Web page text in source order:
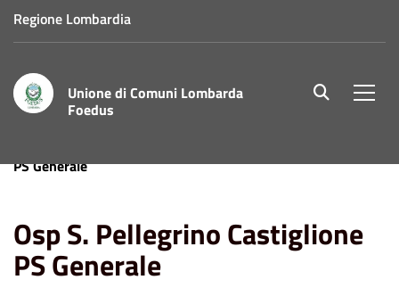
Regione Lombardia
Unione di Comuni Lombarda
Foedus
site.searc
PS Generale
Osp S. Pellegrino Castiglione
PS Generale